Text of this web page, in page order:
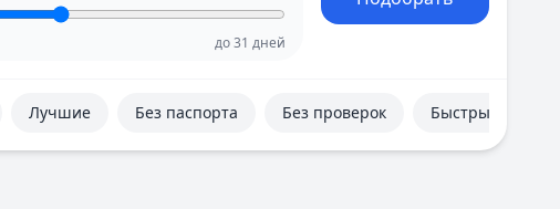
Ижевск
Иркутск
до31 дней
Лучшие Без паспорта Без проверок Быстрые